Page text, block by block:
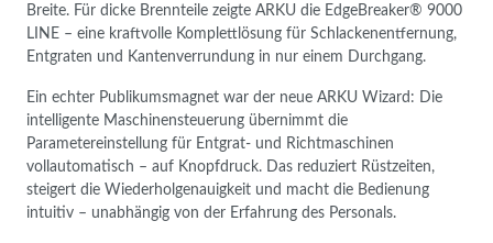
Breite. Für dicke Brennteile zeigte ARKU die EdgeBreaker® 9000
LINE – eine kraftvolle Komplettlösung für Schlackenentfernung,
Entgraten und Kantenverrundung in nur einem Durchgang.
Ein echter Publikumsmagnet war der neue ARKU Wizard: Die
intelligente Maschinensteuerung übernimmt die
Parametereinstellung für Entgrat- und Richtmaschinen
vollautomatisch – auf Knopfdruck. Das reduziert Rüstzeiten,
steigert die Wiederholgenauigkeit und macht die Bedienung
intuitiv – unabhängig von der Erfahrung des Personals.